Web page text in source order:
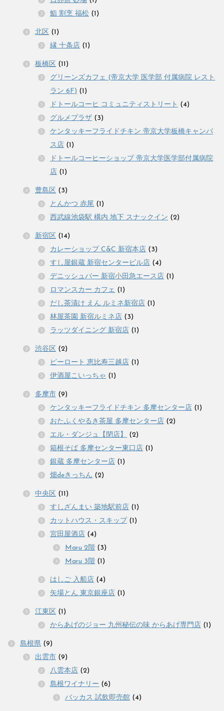
鮨 割烹 福松 (1)
北区 (1)
縁 十条店 (1)
板橋区 (11)
グリーンズカフェ (帝京大学 医学部 付属病院 レスト
ラン 6F) (1)
ドトールコーヒ コミュニティストリート (4)
グルメプラザ (3)
ケンタッキーフライドチキン 帝京大学板橋キャンパ
ス店 (1)
ドトールコーヒーショップ 帝京大学医学部付属病院
店 (1)
豊島区 (3)
とんかつ 赤尾 (1)
西武線池袋駅 構内 地下 スナックイン (2)
新宿区 (14)
カレーショップ C&C 新宿本店 (3)
すし屋銀蔵 新宿センタービル店 (4)
デニッシュバー 新宿小田急エース店 (1)
ロマンスカー カフェ (1)
だし茶漬け えん ルミネ新宿店 (1)
林屋茶園 新宿ルミネ店 (3)
ラッツダイニング 新宿店 (1)
渋谷区 (2)
ピーロート 恵比寿三越店 (1)
伊酒屋こいっちゃ (1)
多摩市 (9)
ケンタッキーフライドチキン 多摩センター店 (1)
おたふくやるき茶屋 多摩センター店 (2)
エル・ダンジュ【閉店】
(2)
箱根そば 多摩センター東口店 (1)
銀蔵 多摩センター店 (1)
畑deきっちん (2)
中央区 (11)
すしざんまい 築地駅前店 (1)
カットハウス・スキップ (1)
宮田屋酒店 (4)
Maru 2階 (3)
Maru 3階 (1)
はしご 入船店 (4)
矢場とん 東京銀座店 (1)
江東区 (1)
からあげのジョー 九州秘伝の味 からあげ専門店 (1)
島根県 (9)
出雲市 (9)
八雲本店 (2)
島根ワイナリー (6)
バッカス 試飲即売館 (4)